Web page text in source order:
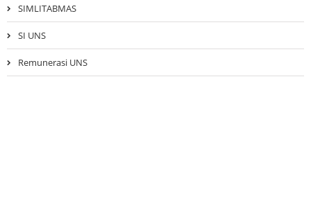
SIMLITABMAS
SI UNS
Remunerasi UNS